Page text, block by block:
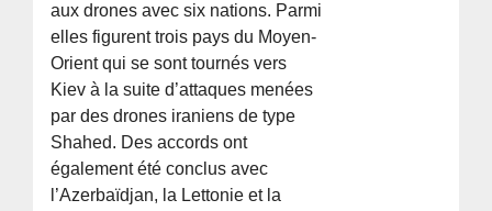
aux drones avec six nations. Parmi
elles figurent trois pays du Moyen-
Orient qui se sont tournés vers
Kiev à la suite d’attaques menées
par des drones iraniens de type
Shahed. Des accords ont
également été conclus avec
l’Azerbaïdjan, la Lettonie et la